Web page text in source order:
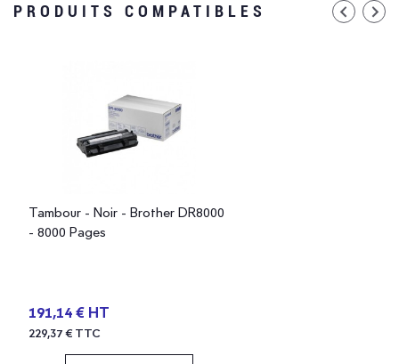
PRODUITS COMPATIBLES
Tambour - Noir - Brother DR8000
- 8000 Pages
191,14 € HT
229,37 € TTC